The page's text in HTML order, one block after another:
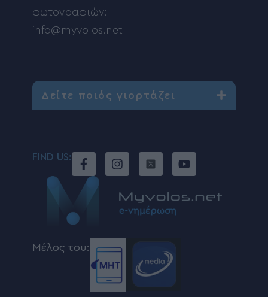
φωτογραφιών:
info@myvolos.net
Δείτε ποιός γιορτάζει
FIND US:
Μέλος του: